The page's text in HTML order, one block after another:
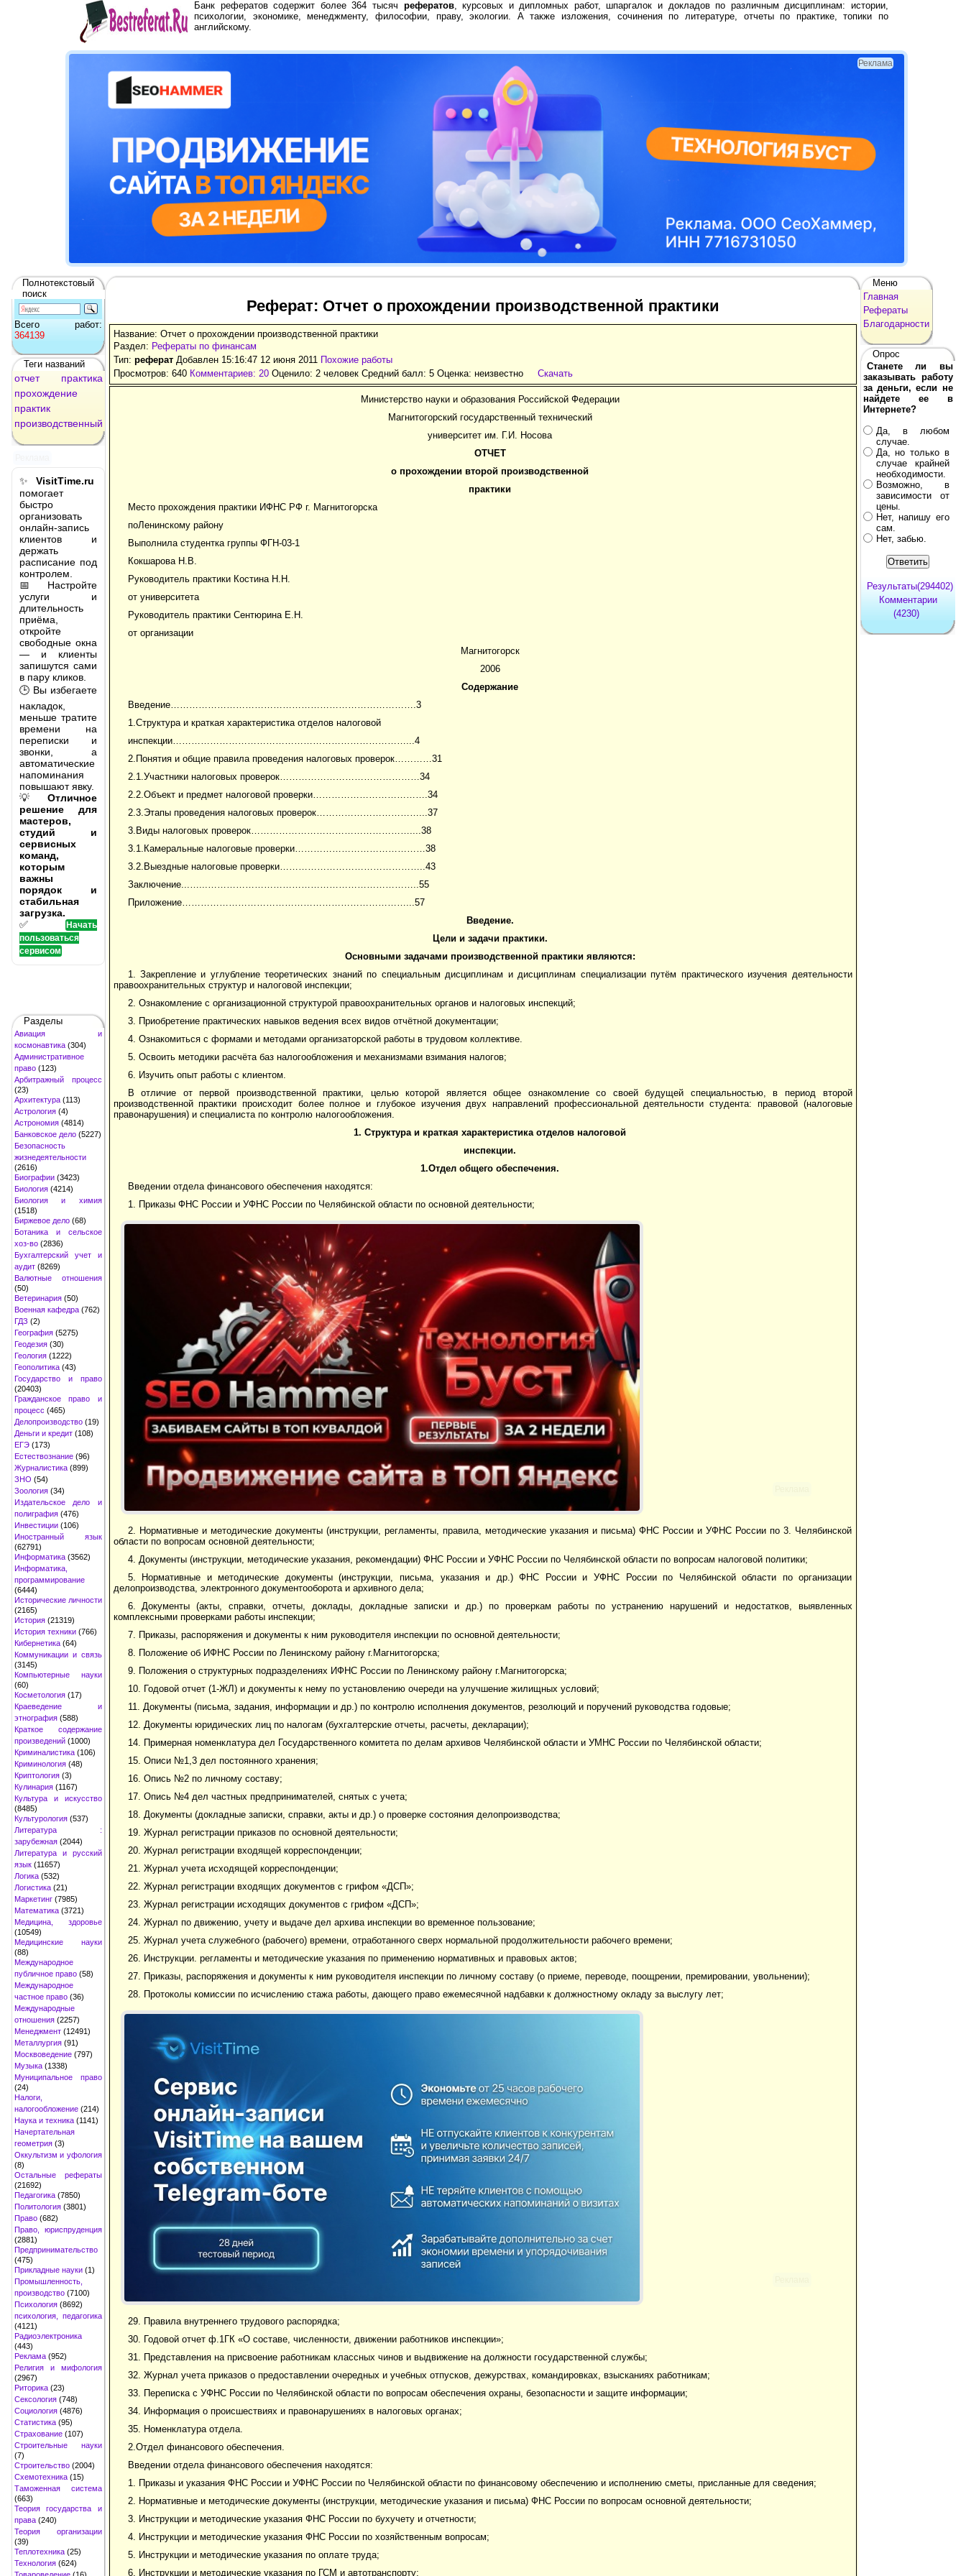
Банк рефератов содержит более 364 тысяч рефератов, курсовых и дипломных работ, шпаргалок и докладов по различным дисциплинам: истории,
психологии, экономике, менеджменту, философии, праву, экологии. А также изложения, сочинения по литературе, отчеты по практике, топики по
английскому.
Реклама
Полнотекстовый
поиск
Всего работ:
364139
Теги названий
отчет
практика
прохождение
практик
производственный
✨ VisitTime.ru
помогает
быстро
организовать
онлайн-запись
клиентов и
держать
расписание под
контролем.
📅 Настройте
услуги и
длительность
приёма,
откройте
свободные окна
— и клиенты
запишутся сами
в пару кликов.
🕒 Вы избегаете
накладок,
меньше тратите
времени на
переписки и
звонки, а
автоматические
напоминания
повышают явку.
💡 Отличное
решение для
мастеров,
студий и
сервисных
команд,
которым
важны
порядок и
стабильная
загрузка.
✅
Начать
пользоваться
сервисом
Разделы
Авиация и
космонавтика(304)
Административное
право(123)
Арбитражный процесс
(23)
Архитектура(113)
Астрология(4)
Астрономия(4814)
Банковское дело(5227)
Безопасность
жизнедеятельности
(2616)
Биографии(3423)
Биология(4214)
Биология и химия
(1518)
Биржевое дело(68)
Ботаника и сельское
хоз-во(2836)
Бухгалтерский учет и
аудит(8269)
Валютные отношения
(50)
Ветеринария(50)
Военная кафедра(762)
ГДЗ (2)
География(5275)
Геодезия(30)
Геология(1222)
Геополитика(43)
Государство и право
(20403)
Гражданское право и
процесс (465)
Делопроизводство(19)
Деньги и кредит(108)
ЕГЭ(173)
Естествознание(96)
Журналистика(899)
ЗНО (54)
Зоология(34)
Издательское дело и
полиграфия(476)
Инвестиции(106)
Иностранный язык
(62791)
Информатика(3562)
Информатика,
программирование
(6444)
Исторические личности
(2165)
История(21319)
История техники(766)
Кибернетика(64)
Коммуникации и связь
(3145)
Компьютерные науки
(60)
Косметология(17)
Краеведение и
этнография(588)
Краткое содержание
произведений(1000)
Криминалистика(106)
Криминология(48)
Криптология(3)
Кулинария(1167)
Культура и искусство
(8485)
Культурология(537)
Литература :
зарубежная(2044)
Литература и русский
язык(11657)
Логика(532)
Логистика(21)
Маркетинг(7985)
Математика(3721)
Медицина, здоровье
(10549)
Медицинские науки
(88)
Международное
публичное право(58)
Международное
частное право(36)
Международные
отношения(2257)
Менеджмент(12491)
Металлургия(91)
Москвоведение(797)
Музыка(1338)
Муниципальное право
(24)
Налоги,
налогообложение(214)
Наука и техника(1141)
Начертательная
геометрия(3)
Оккультизм и уфология
(8)
Остальные рефераты
(21692)
Педагогика(7850)
Политология(3801)
Право(682)
Право, юриспруденция
(2881)
Предпринимательство
(475)
Прикладные науки(1)
Промышленность,
производство(7100)
Психология(8692)
психология, педагогика
(4121)
Радиоэлектроника
(443)
Реклама(952)
Религия и мифология
(2967)
Риторика(23)
Сексология(748)
Социология(4876)
Статистика(95)
Страхование(107)
Строительные науки
(7)
Строительство(2004)
Схемотехника(15)
Таможенная система
(663)
Теория государства и
права(240)
Теория организации
(39)
Теплотехника(25)
Технология(624)
Товароведение(16)
Реферат: Отчет о прохождении производственной практики
Название: Отчет о прохождении производственной практики
Раздел: Рефераты по финансам
Тип: рефератДобавлен 15:16:47 12 июня 2011 Похожие работы
Просмотров: 640 Комментариев: 20Оценило: 2 человек Средний балл: 5 Оценка: неизвестно Скачать
Министерство науки и образования Российской Федерации
Магнитогорский государственный технический
университет им. Г.И. Носова
ОТЧЕТ
о прохождении второй производственной
практики
Место прохождения практики ИФНС РФ г. Магнитогорска
поЛенинскому району
Выполнила студентка группы ФГН-03-1
Кокшарова Н.В.
Руководитель практики Костина Н.Н.
от университета
Руководитель практики Сентюрина Е.Н.
от организации
Магнитогорск
2006
Содержание
Введение…………………………………………………………………….3
1.Структура и краткая характеристика отделов налоговой
инспекции…………………………………………………………………...4
2.Понятия и общие правила проведения налоговых проверок…………31
2.1.Участники налоговых проверок………………………………………34
2.2.Объект и предмет налоговой проверки……………………………….34
2.3.Этапы проведения налоговых проверок……………………………...37
3.Виды налоговых проверок……………………………………………....38
3.1.Камеральные налоговые проверки……………………………………38
3.2.Выездные налоговые проверки………………………………………..43
Заключение...…...…………………………………………………………..55
Приложение………………………………………………………………...57
Введение.
Цели и задачи практики.
Основными задачами производственной практики являются:
1. Закрепление и углубление теоретических знаний по специальным дисциплинам и дисциплинам специализации путём практического изучения деятельности
правоохранительных структур и налоговой инспекции;
2. Ознакомление с организационной структурой правоохранительных органов и налоговых инспекций;
3. Приобретение практических навыков ведения всех видов отчётной документации;
4. Ознакомиться с формами и методами организаторской работы в трудовом коллективе.
5. Освоить методики расчёта баз налогообложения и механизмами взимания налогов;
6. Изучить опыт работы с клиентом.
В отличие от первой производственной практики, целью которой является общее ознакомление со своей будущей специальностью, в период второй
производственной практики происходит более полное и глубокое изучения двух направлений профессиональной деятельности студента: правовой (налоговые
правонарушения) и специалиста по контролю налогообложения.
1. Структура и краткая характеристика отделов налоговой
инспекции.
1.Отдел общего обеспечения.
Введении отдела финансового обеспечения находятся:
1. Приказы ФНС России и УФНС России по Челябинской области по основной деятельности;
2. Нормативные и методические документы (инструкции, регламенты, правила, методические указания и письма) ФНС России и УФНС России по 3. Челябинской
области по вопросам основной деятельности;
4. Документы (инструкции, методические указания, рекомендации) ФНС России и УФНС России по Челябинской области по вопросам налоговой политики;
5. Нормативные и методические документы (инструкции, письма, указания и др.) ФНС России и УФНС России по Челябинской области по организации
делопроизводства, электронного документооборота и архивного дела;
6. Документы (акты, справки, отчеты, доклады, докладные записки и др.) по проверкам работы по устранению нарушений и недостатков, выявленных
комплексными проверками работы инспекции;
7. Приказы, распоряжения и документы к ним руководителя инспекции по основной деятельности;
8. Положение об ИФНС России по Ленинскому району г.Магнитогорска;
9. Положения о структурных подразделениях ИФНС России по Ленинскому району г.Магнитогорска;
10. Годовой отчет (1-ЖЛ) и документы к нему по установлению очереди на улучшение жилищных условий;
11. Документы (письма, задания, информации и др.) по контролю исполнения документов, резолюций и поручений руководства годовые;
12. Документы юридических лиц по налогам (бухгалтерские отчеты, расчеты, декларации);
14. Примерная номенклатура дел Государственного комитета по делам архивов Челябинской области и УМНС России по Челябинской области;
15. Описи №1,3 дел постоянного хранения;
16. Опись №2 по личному составу;
17. Опись №4 дел частных предпринимателей, снятых с учета;
18. Документы (докладные записки, справки, акты и др.) о проверке состояния делопроизводства;
19. Журнал регистрации приказов по основной деятельности;
20. Журнал регистрации входящей корреспонденции;
21. Журнал учета исходящей корреспонденции;
22. Журнал регистрации входящих документов с грифом «ДСП»;
23. Журнал регистрации исходящих документов с грифом «ДСП»;
24. Журнал по движению, учету и выдаче дел архива инспекции во временное пользование;
25. Журнал учета служебного (рабочего) времени, отработанного сверх нормальной продолжительности рабочего времени;
26. Инструкции. регламенты и методические указания по применению нормативных и правовых актов;
27. Приказы, распоряжения и документы к ним руководителя инспекции по личному составу (о приеме, переводе, поощрении, премировании, увольнении);
28. Протоколы комиссии по исчислению стажа работы, дающего право ежемесячной надбавки к должностному окладу за выслугу лет;
29. Правила внутреннего трудового распорядка;
30. Годовой отчет ф.1ГК «О составе, численности, движении работников инспекции»;
31. Представления на присвоение работникам классных чинов и выдвижение на должности государственной службы;
32. Журнал учета приказов о предоставлении очередных и учебных отпусков, дежурствах, командировках, взысканиях работникам;
33. Переписка с УФНС России по Челябинской области по вопросам обеспечения охраны, безопасности и защите информации;
34. Информация о происшествиях и правонарушениях в налоговых органах;
35. Номенклатура отдела.
2.Отдел финансового обеспечения.
Введении отдела финансового обеспечения находятся:
1. Приказы и указания ФНС России и УФНС России по Челябинской области по финансовому обеспечению и исполнению сметы, присланные для сведения;
2. Нормативные и методические документы (инструкции, методические указания и письма) ФНС России по вопросам основной деятельности;
3. Инструкции и методические указания ФНС России по бухучету и отчетности;
4. Инструкции и методические указания ФНС России по хозяйственным вопросам;
5. Инструкции и методические указания по оплате труда;
6. Инструкции и методические указания по ГСМ и автотранспорту;
Меню
Главная
Рефераты
Благодарности
Опрос
Станете ли вы
заказывать работу
за деньги, если не
найдете ее в
Интернете?
Да, в любом
случае.
Да, но только в
случае крайней
необходимости.
Возможно, в
зависимости от
цены.
Нет, напишу его
сам.
Нет, забью.
Результаты(294402)
Комментарии
(4230)